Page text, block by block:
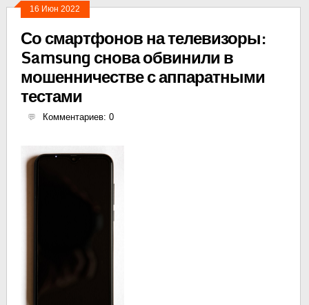
16 Июн 2022
Со смартфонов на телевизоры:
Samsung снова обвинили в
мошенничестве с аппаратными
тестами
Комментариев: 0